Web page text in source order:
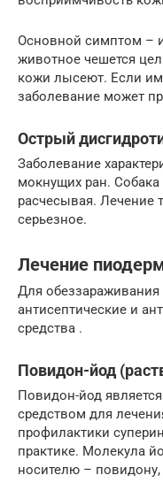
Основной симптом –
животное чешется
кожи лысеют. Если
заболевание может
Острый
Заболевание
мокнущих ран. Собака
расчесывая. Лечение
серьезное.
Лечение
Для
антисептические и
средства .
Повидон-йод
Повидон-йод
средством для
профилактики
практике. Молекула
носителю –